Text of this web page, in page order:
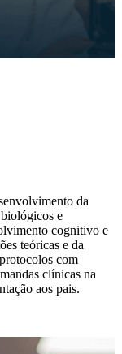
da
e
cognitivo e
teóricas e da
com
clínicas na
aos pais.